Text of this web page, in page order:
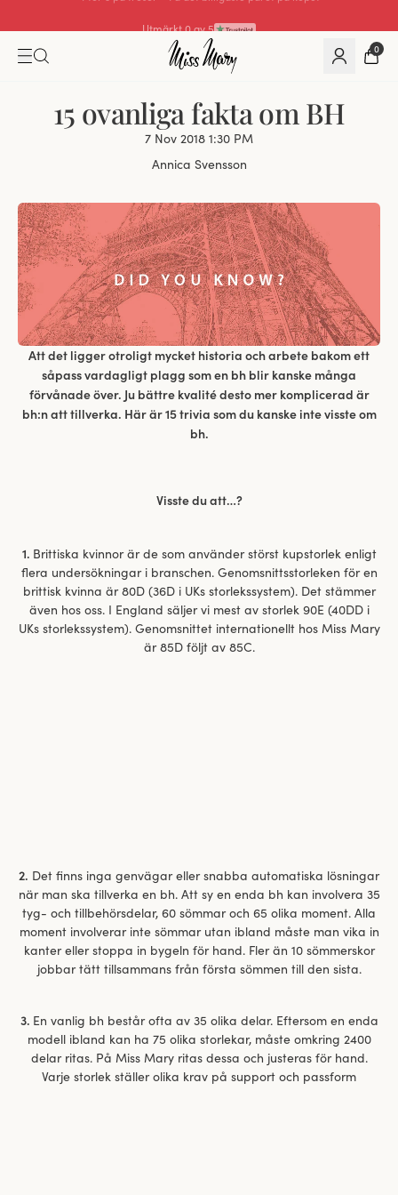
0
15 ovanliga fakta om BH
7 Nov 2018 1:30 PM
Annica Svensson
Att det ligger otroligt mycket historia och arbete bakom ett
såpass vardagligt plagg som en bh blir kanske många
förvånade över. Ju bättre kvalité desto mer komplicerad är
bh:n att tillverka. Här är 15 trivia som du kanske inte visste om
bh.
Visste du att…?
1. Brittiska kvinnor är de som använder störst kupstorlek enligt
flera undersökningar i branschen. Genomsnittsstorleken för en
brittisk kvinna är 80D (36D i UKs storlekssystem). Det stämmer
även hos oss. I England säljer vi mest av storlek 90E (40DD i
UKs storlekssystem). Genomsnittet internationellt hos Miss Mary
är 85D följt av 85C.
2. Det finns inga genvägar eller snabba automatiska lösningar
när man ska tillverka en bh. Att sy en enda bh kan involvera 35
tyg- och tillbehörsdelar, 60 sömmar och 65 olika moment. Alla
moment involverar inte sömmar utan ibland måste man vika in
kanter eller stoppa in bygeln för hand. Fler än 10 sömmerskor
jobbar tätt tillsammans från första sömmen till den sista.
3. En vanlig bh består ofta av 35 olika delar. Eftersom en enda
modell ibland kan ha 75 olika storlekar, måste omkring 2400
delar ritas. På Miss Mary ritas dessa och justeras för hand.
Varje storlek ställer olika krav på support och passform